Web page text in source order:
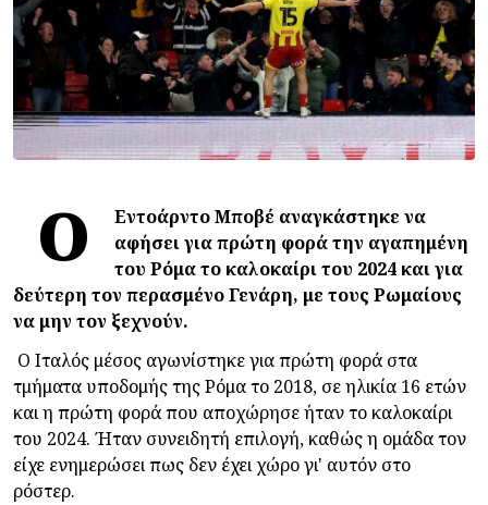
Ο
Εντοάρντο Μποβέ αναγκάστηκε να
αφήσει για πρώτη φορά την αγαπημένη
του Ρόμα το καλοκαίρι του 2024 και για
δεύτερη τον περασμένο Γενάρη, με τους Ρωμαίους
να μην τον ξεχνούν.
Ο Ιταλός μέσος αγωνίστηκε για πρώτη φορά στα
τμήματα υποδομής της Ρόμα το 2018, σε ηλικία 16 ετών
και η πρώτη φορά που αποχώρησε ήταν το καλοκαίρι
του 2024. Ήταν συνειδητή επιλογή, καθώς η ομάδα τον
είχε ενημερώσει πως δεν έχει χώρο γι' αυτόν στο
ρόστερ.